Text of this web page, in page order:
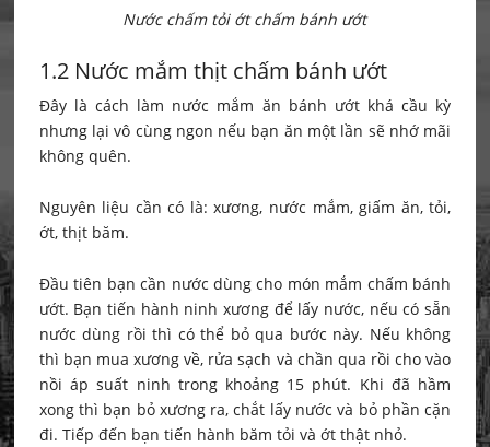
Nước chấm tỏi ớt chấm bánh ướt
1.2 Nước mắm thịt chấm bánh ướt
Đây là cách làm nước mắm ăn bánh ướt khá cầu kỳ
nhưng lại vô cùng ngon nếu bạn ăn một lần sẽ nhớ mãi
không quên.
Nguyên liệu cần có là: xương, nước mắm, giấm ăn, tỏi,
ớt, thịt băm.
Đầu tiên bạn cần nước dùng cho món mắm chấm bánh
ướt. Bạn tiến hành ninh xương để lấy nước, nếu có sẵn
nước dùng rồi thì có thể bỏ qua bước này. Nếu không
thì bạn mua xương về, rửa sạch và chần qua rồi cho vào
nồi áp suất ninh trong khoảng 15 phút. Khi đã hầm
xong thì bạn bỏ xương ra, chắt lấy nước và bỏ phần cặn
đi. Tiếp đến bạn tiến hành băm tỏi và ớt thật nhỏ.